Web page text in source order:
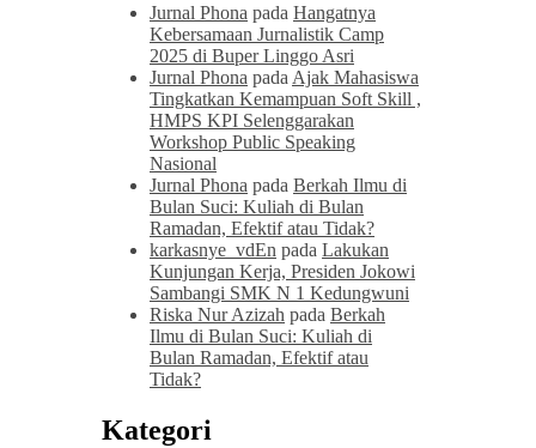
Jurnal Phona pada Hangatnya
Kebersamaan Jurnalistik Camp
2025 di Buper Linggo Asri
Jurnal Phona pada Ajak Mahasiswa
Tingkatkan Kemampuan Soft Skill ,
HMPS KPI Selenggarakan
Workshop Public Speaking
Nasional
Jurnal Phona pada Berkah Ilmu di
Bulan Suci: Kuliah di Bulan
Ramadan, Efektif atau Tidak?
karkasnye_vdEn pada Lakukan
Kunjungan Kerja, Presiden Jokowi
Sambangi SMK N 1 Kedungwuni
Riska Nur Azizah pada Berkah
Ilmu di Bulan Suci: Kuliah di
Bulan Ramadan, Efektif atau
Tidak?
Kategori